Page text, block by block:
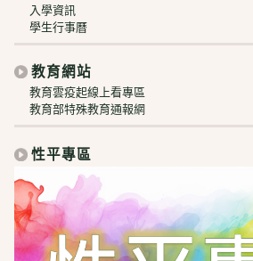
入學資訊
學生行事曆
教育網站
教育雲疫起線上看專區
教育部特殊教育通報網
性平專區